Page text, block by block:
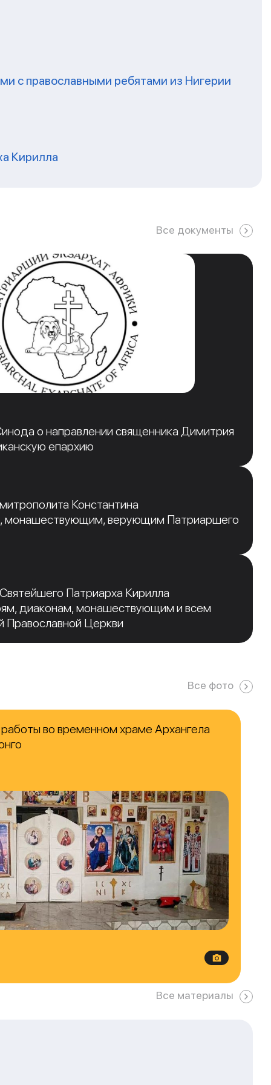
с православными ребятами из Нигерии
Кирилла
Все документы
о направлении священника Димитрия
епархию
Константина
монашествующим, верующим Патриаршего
Патриарха Кирилла
диаконам, монашествующим и всем
Православной Церкви
Все фото
во временном храме Архангела
Все материалы